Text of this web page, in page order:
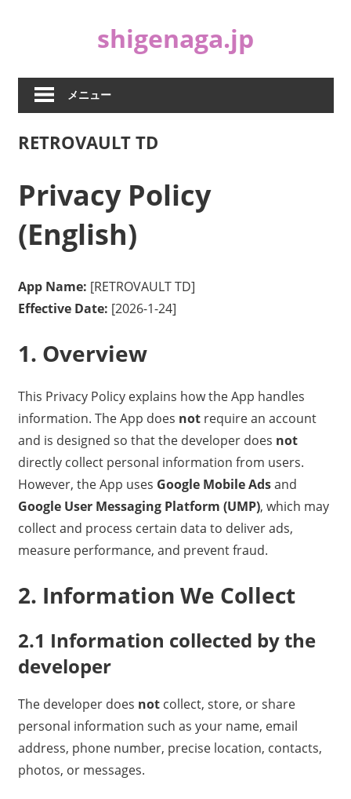
shigenaga.jp
メニュー
RETROVAULT TD
Privacy Policy
(English)
App Name: [RETROVAULT TD]
Effective Date: [2026-1-24]
1. Overview
This Privacy Policy explains how the App handles
information. The App does notrequire an account
and is designed so that the developer does not
directly collect personal information from users.
However, the App uses Google Mobile Adsand
Google User Messaging Platform (UMP), which may
collect and process certain data to deliver ads,
measure performance, and prevent fraud.
2. Information We Collect
2.1 Information collected by the
developer
The developer does notcollect, store, or share
personal information such as your name, email
address, phone number, precise location, contacts,
photos, or messages.